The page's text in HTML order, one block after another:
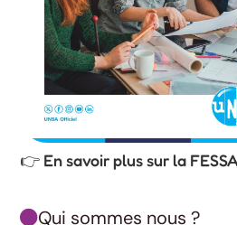
👉 En savoir plus sur la
Qui sommes nous ?